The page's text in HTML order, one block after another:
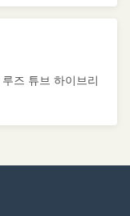
즈 튜브 하이브리